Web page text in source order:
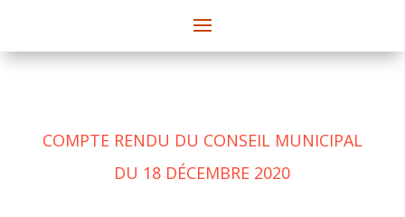
COMPTE RENDU DU CONSEIL MUNICIPAL
DU 18 DÉCEMBRE 2020